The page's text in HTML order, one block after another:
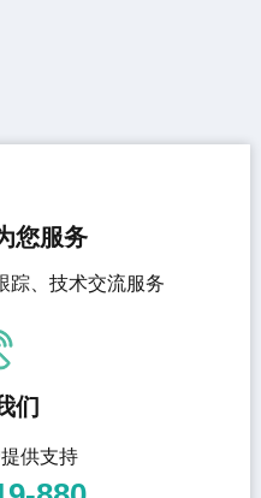
您服务
踪、技术交流服务
们
供支持